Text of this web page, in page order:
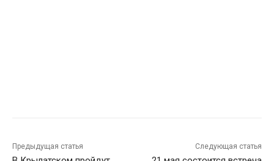
Предыдущая статья Следующая статья